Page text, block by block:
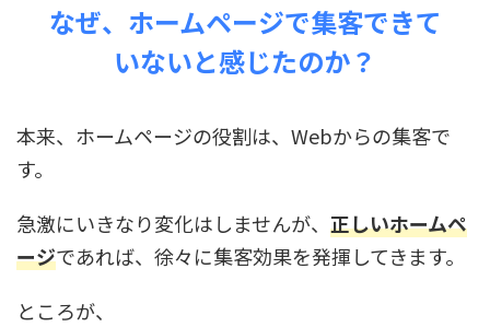
なぜ、ホームページで集客できて
いないと感じたのか？
本来、ホームページの役割は、Webからの集客で
す。
急激にいきなり変化はしませんが、 正しいホームペ
ージであれば、徐々に集客効果を発揮してきます。
ところが、